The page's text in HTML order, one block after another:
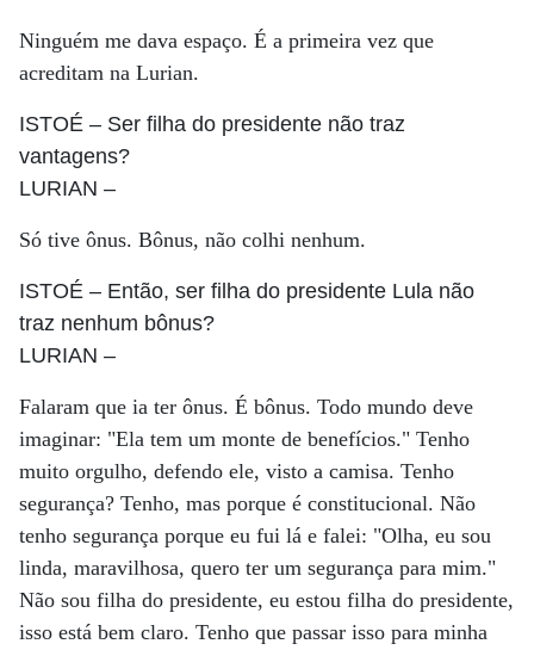
Ninguém me dava espaço. É a primeira vez que
acreditam na Lurian.
ISTOÉ – Ser filha do presidente não traz
vantagens?
LURIAN –
Só tive ônus. Bônus, não colhi nenhum.
ISTOÉ – Então, ser filha do presidente Lula não
traz nenhum bônus?
LURIAN –
Falaram que ia ter ônus. É bônus. Todo mundo deve
imaginar: "Ela tem um monte de benefícios." Tenho
muito orgulho, defendo ele, visto a camisa. Tenho
segurança? Tenho, mas porque é constitucional. Não
tenho segurança porque eu fui lá e falei: "Olha, eu sou
linda, maravilhosa, quero ter um segurança para mim."
Não sou filha do presidente, eu estou filha do presidente,
isso está bem claro. Tenho que passar isso para minha